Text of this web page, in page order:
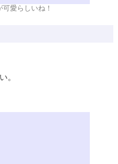
愛らしいね！
。